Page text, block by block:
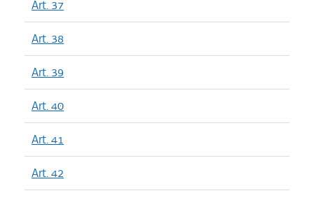
Art. 37
Art. 38
Art. 39
Art. 40
Art. 41
Art. 42